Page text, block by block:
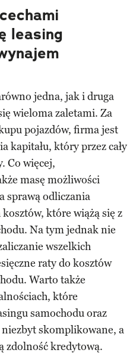
leasing
jedna, jak i druga
wieloma zaletami. Za
pojazdów, firma jest
kapitału, który przez cały
Co więcej,
masę możliwości
sprawą odliczania
które wiążą się z
Na tym jednak nie
wszelkich
raty do kosztów
Warto także
które
samochodu oraz
skomplikowane, a
zdolność kredytową.